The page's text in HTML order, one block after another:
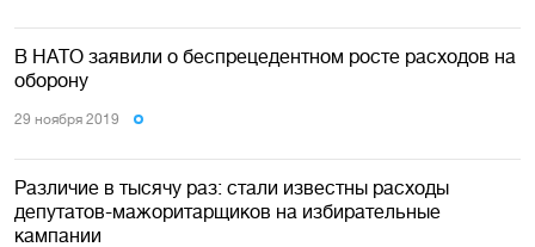
В НАТО заявили о беспрецедентном росте расходов на
оборону
29 ноября 2019
Различие в тысячу раз: стали известны расходы
депутатов-мажоритарщиков на избирательные
кампании